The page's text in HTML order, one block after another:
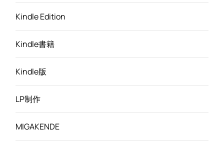
Kindle Edition
Kindle書籍
Kindle版
LP制作
MIGAKENDE